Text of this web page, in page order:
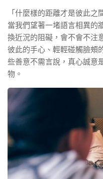
「什麼樣的距離才是彼此之
當我們望著一堵語言相異的
換近況的阻礙，會不會不注
彼此的手心、輕輕碰觸臉頰
些善意不需言說，真心誠意
物。